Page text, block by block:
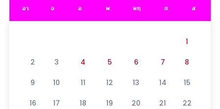
อา. จ. อ. พ. พฤ. ศ. ส.
1
2 3 4 5 6 7 8
9 10 11 12 13 14 15
16 17 18 19 20 21 22